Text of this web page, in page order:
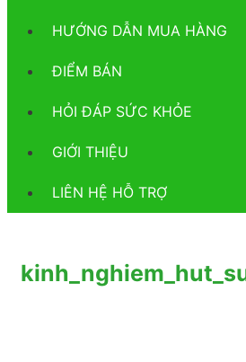
HƯỚNG DẪN MUA HÀNG
ĐIỂM BÁN
HỎI ĐÁP SỨC KHỎE
GIỚI THIỆU
LIÊN HỆ HỖ TRỢ